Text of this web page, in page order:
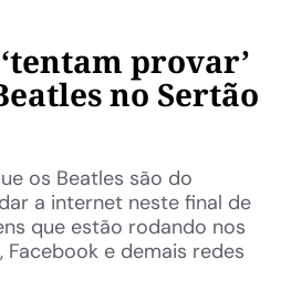
provar’
no Sertão
os Beatles são do
a internet neste final de
que estão rodando nos
e demais redes